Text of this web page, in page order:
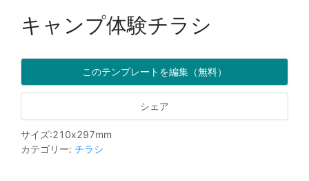
キャンプ体験チラシ
このテンプレートを編集（無料）
シェア
サイズ:210x297mm
カテゴリー: チラシ